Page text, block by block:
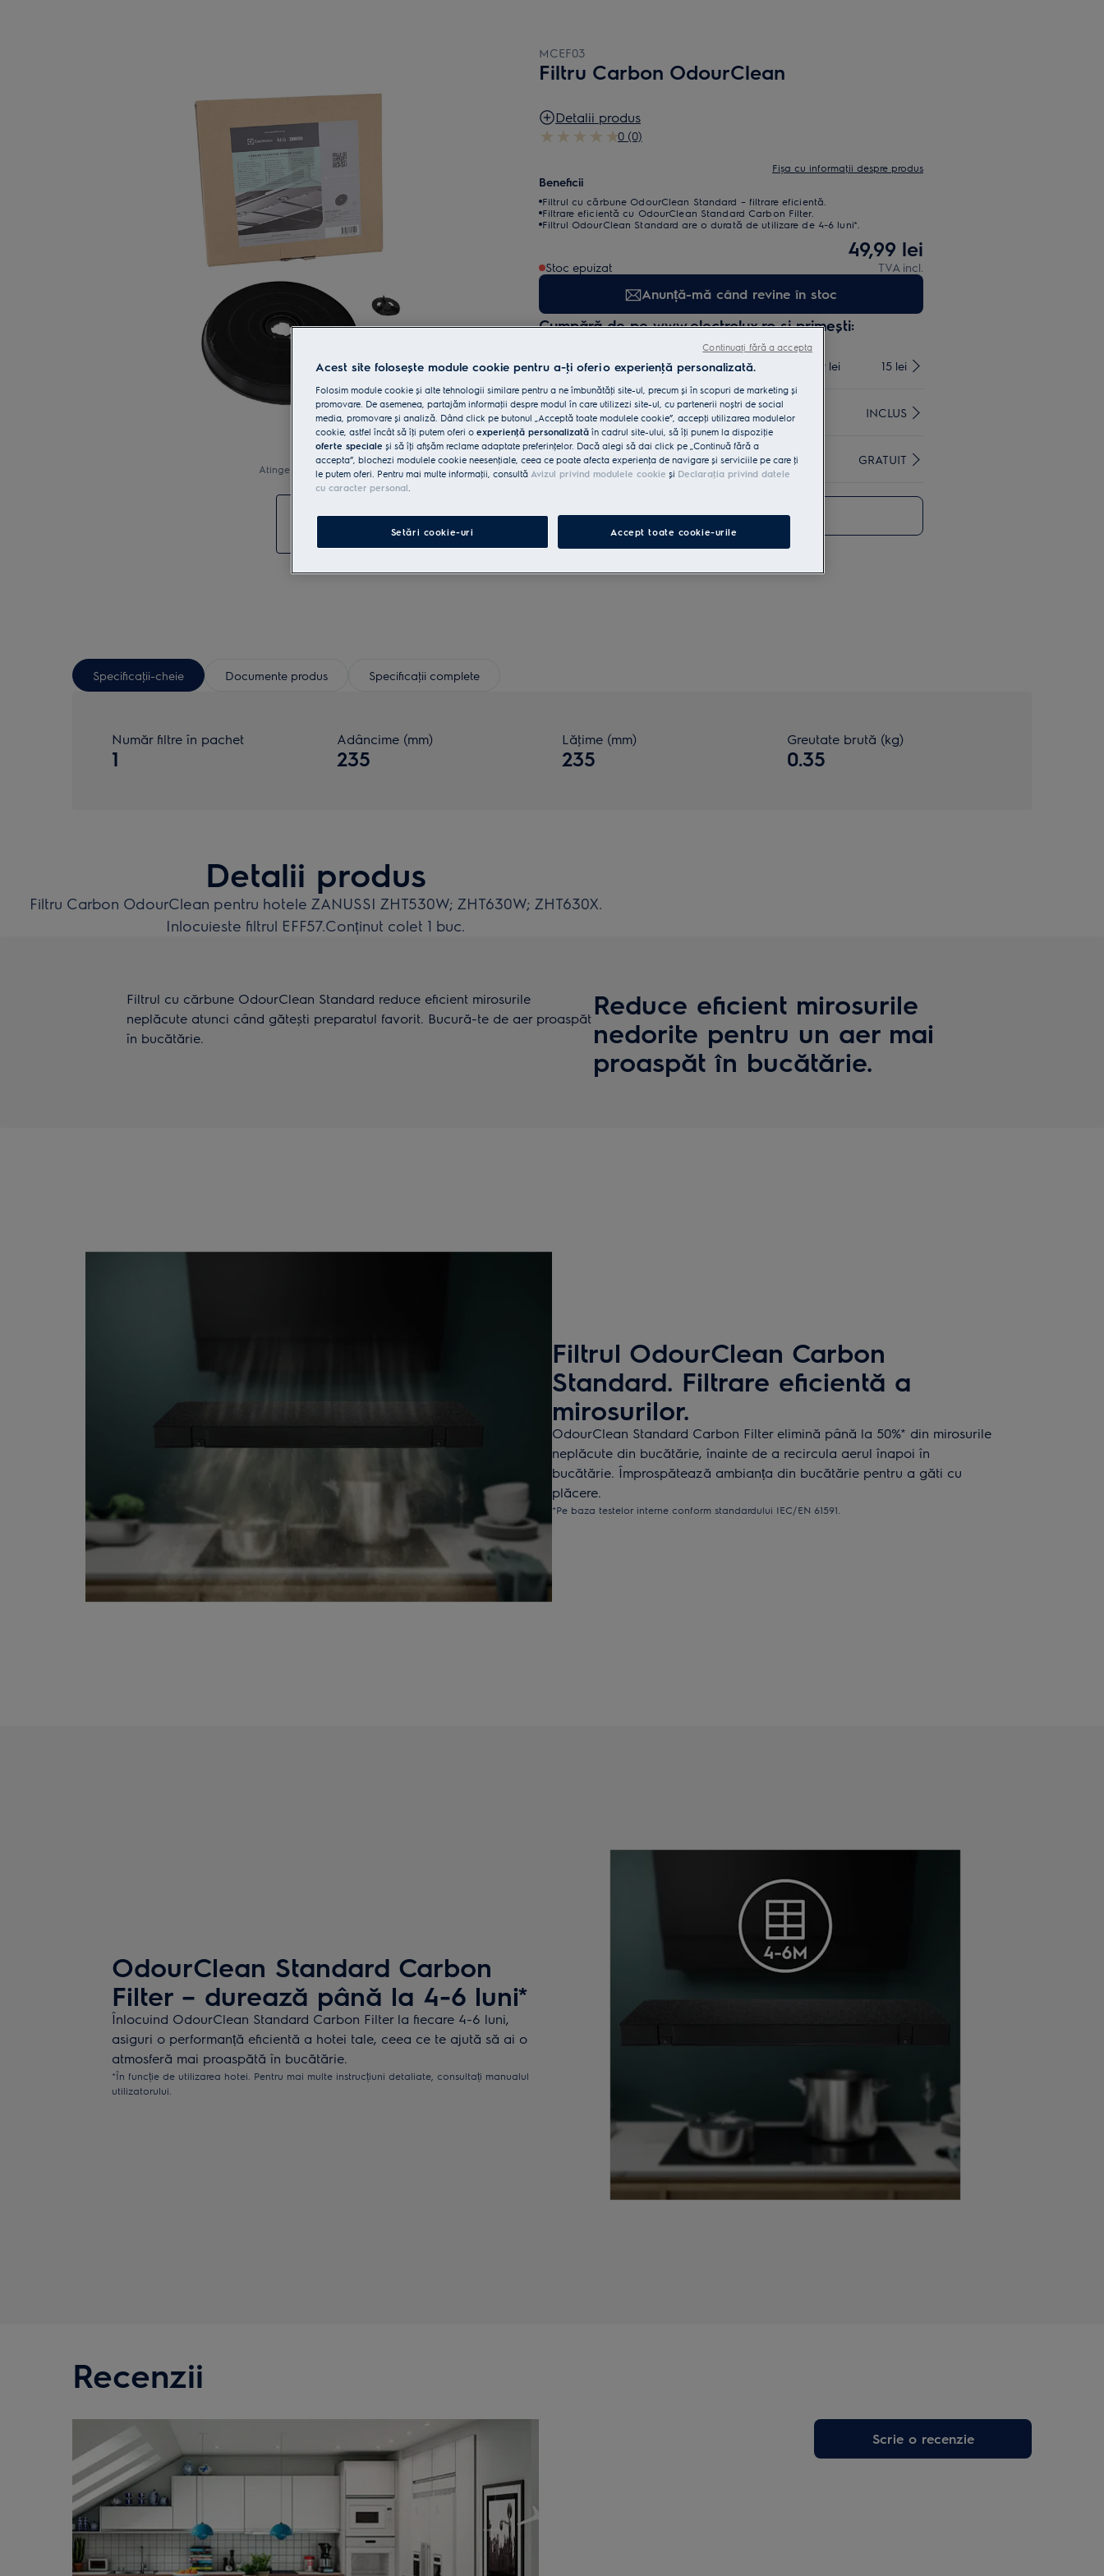
Atinge pentru zoom
MCEF03
Filtru Carbon OdourClean
Detalii produs
0 (0)
Fișa cu informaţii despre produs
Beneficii
Filtrul cu cărbune OdourClean Standard – filtrare eficientă.
Filtrare eficientă cu OdourClean Standard Carbon Filter.
Filtrul OdourClean Standard are o durată de utilizare de 4-6 luni*.
Stoc epuizat
49,99 lei
TVA incl.
Anunță-mă când revine în stoc
Cumpără de pe www.electrolux.ro și primești:
Livrare inclusă pentru comenzi mai mari de 4999 lei 15 lei
Retragere în 14 zile INCLUS
Cumpără direct de la Electrolux GRATUIT
Căutare magazin
Specificaţii-cheie Documente produs Specificaţii complete
Număr filtre în pachet
1
Adâncime (mm)
235
Lăţime (mm)
235
Greutate brută (kg)
0.35
Detalii produs
Filtru Carbon OdourClean pentru hotele ZANUSSI ZHT530W; ZHT630W; ZHT630X.
Inlocuieste filtrul EFF57.Conținut colet 1 buc.
Reduce eficient mirosurile
nedorite pentru un aer mai
proaspăt în bucătărie.
Filtrul cu cărbune OdourClean Standard reduce eficient mirosurile
neplăcute atunci când gătești preparatul favorit. Bucură-te de aer proaspăt
în bucătărie.
Filtrul OdourClean Carbon
Standard. Filtrare eficientă a
mirosurilor.
OdourClean Standard Carbon Filter elimină până la 50%* din mirosurile
neplăcute din bucătărie, înainte de a recircula aerul înapoi în
bucătărie. Împrospătează ambianța din bucătărie pentru a găti cu
plăcere.
*Pe baza testelor interne conform standardului IEC/EN 61591.
OdourClean Standard Carbon
Filter – durează până la 4-6 luni*
Înlocuind OdourClean Standard Carbon Filter la fiecare 4-6 luni,
asiguri o performanță eficientă a hotei tale, ceea ce te ajută să ai o
atmosferă mai proaspătă în bucătărie.
*În funcție de utilizarea hotei. Pentru mai multe instrucțiuni detaliate, consultați manualul
utilizatorului.
Recenzii
Scrie o recenzie
Acest site folosește module cookie pentru a-ţi oferi o experienţă personalizată.
Folosim module cookie și alte tehnologii similare pentru a ne îmbunătăţi site-ul, precum și în scopuri de marketing și
promovare. De asemenea, partajăm informaţii despre modul în care utilizezi site-ul, cu partenerii noștri de social
media, promovare și analiză. Dând click pe butonul „Acceptă toate modulele cookie”, accepţi utilizarea modulelor
cookie, astfel încât să îţi putem oferi o experienţă personalizată în cadrul site-ului, să îţi punem la dispoziţie
oferte speciale și să îţi afișăm reclame adaptate preferinţelor. Dacă alegi să dai click pe „Continuă fără a
accepta”, blochezi modulele cookie neesenţiale, ceea ce poate afecta experienţa de navigare și serviciile pe care ţi
le putem oferi. Pentru mai multe informaţii, consultă Avizul privind modulele cookie și Declaraţia privind datele
cu caracter personal
Setări cookie-uri Accept toate cookie-urile
Continuați fără a accepta